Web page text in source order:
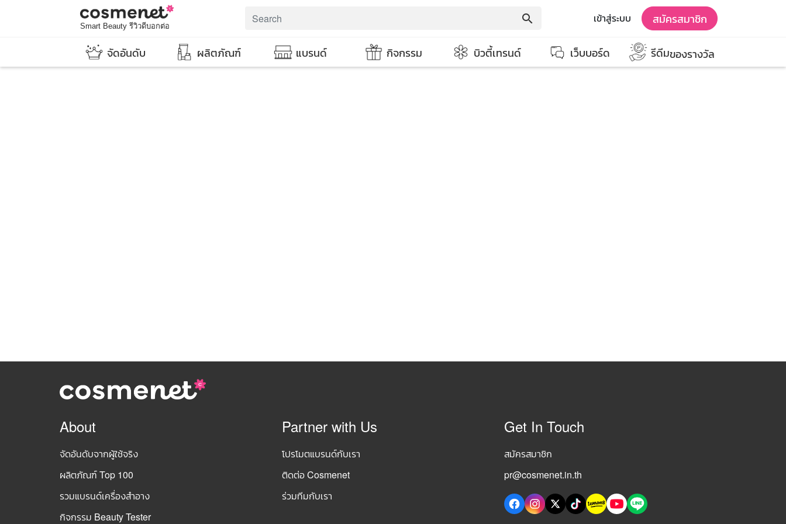
Smart Beauty รีวิวดีบอกต่อ
search เข้าสู่ระบบ สมัครสมาชิก
จัดอันดับ ผลิตภัณฑ์ แบรนด์ กิจกรรม บิวตี้เทรนด์ เว็บบอร์ด รีดีมของรางวัล
About
จัดอันดับจากผู้ใช้จริง
ผลิตภัณฑ์ Top 100
รวมแบรนด์เครื่องสำอาง
กิจกรรม Beauty Tester
Partner with Us
โปรโมตแบรนด์กับเรา
ติดต่อ Cosmenet
ร่วมทีมกับเรา
Get In Touch
สมัครสมาชิก
pr@cosmenet.in.th